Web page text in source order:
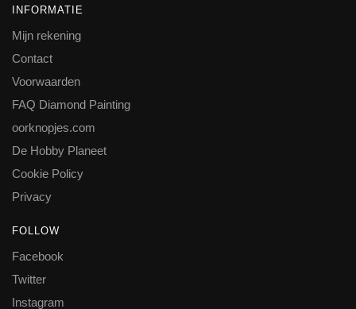
INFORMATIE
Mijn rekening
Contact
Voorwaarden
FAQ Diamond Painting
oorknopjes.com
De Hobby Planeet
Cookie Policy
Privacy
FOLLOW
Facebook
Twitter
Instagram